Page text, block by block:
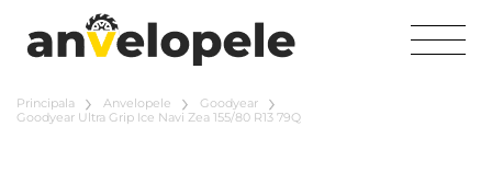
Principala Anvelopele
Goodyear
Goodyear Ultra Grip Ice Navi Zea 155/80 R13 79Q